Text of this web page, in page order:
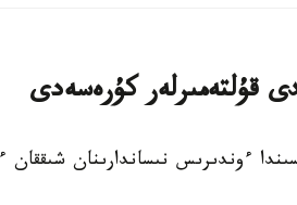
قۇلتەمىرلەر كۇرەسەدى
ءوندىرىس نىساندارىنان